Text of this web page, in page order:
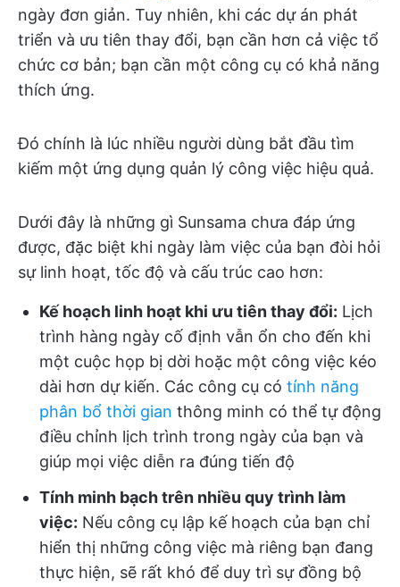
ngày đơn giản. Tuy nhiên, khi các dự án phát
triển và ưu tiên thay đổi, bạn cần hơn cả việc tổ
chức cơ bản; bạn cần một công cụ có khả năng
thích ứng.
Đó chính là lúc nhiều người dùng bắt đầu tìm
kiếm một ứng dụng quản lý công việc hiệu quả.
Dưới đây là những gì Sunsama chưa đáp ứng
được, đặc biệt khi ngày làm việc của bạn đòi hỏi
sự linh hoạt, tốc độ và cấu trúc cao hơn:
Kế hoạch linh hoạt khi ưu tiên thay đổi: Lịch
trình hàng ngày cố định vẫn ổn cho đến khi
một cuộc họp bị dời hoặc một công việc kéo
dài hơn dự kiến. Các công cụ có tính năng
phân bổ thời gian thông minh có thể tự động
điều chỉnh lịch trình trong ngày của bạn và
giúp mọi việc diễn ra đúng tiến độ
Tính minh bạch trên nhiều quy trình làm
việc: Nếu công cụ lập kế hoạch của bạn chỉ
hiển thị những công việc mà riêng bạn đang
thực hiện, sẽ rất khó để duy trì sự đồng bộ